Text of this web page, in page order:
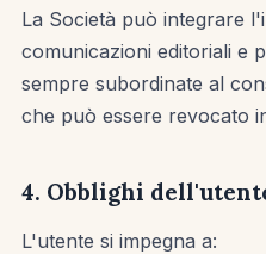
La Società può integrare
comunicazioni editoriali e
sempre subordinate al
che può essere revocato
4. Obblighi
L'utente si impegna a: